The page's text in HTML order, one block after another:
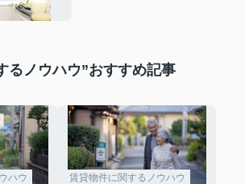
るノウハウ”おすすめ記事
ハウ 賃貸物件に関するノウハウ